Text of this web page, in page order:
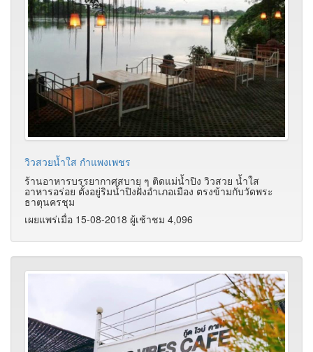
วิวสวยน้ำใส กำแพงเพชร
ร้านอาหารบรรยากาศสบาย ๆ ติดแม่น้ำปิง วิวสวย น้ำใส
อาหารอร่อย ตั้งอยู่ริมน้ำปิงฝั่งอำเภอเมือง ตรงข้ามกับวัดพระ
ธาตุนครชุม
เผยแพร่เมื่อ 15-08-2018 ผู้เช้าชม 4,096